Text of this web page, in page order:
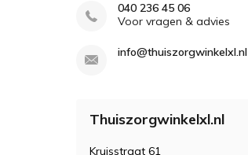
040 236 45 06
Voor vragen & advies
info@thuiszorgwinkelxl.nl
Thuiszorgwinkelxl.nl
Kruisstraat 61